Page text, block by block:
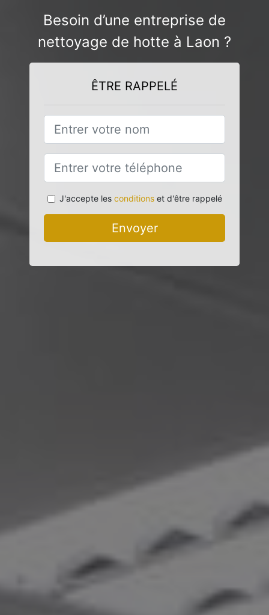
Besoin d’une entreprise de
nettoyage de hotte à Laon ?
ÊTRE RAPPELÉ
J'accepte les conditionset d'être rappelé
Envoyer